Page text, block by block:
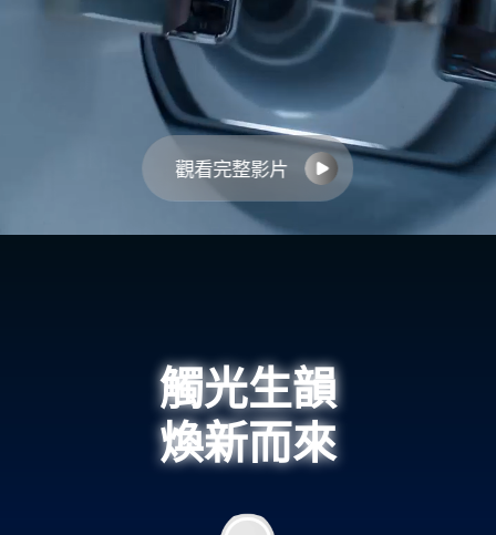
觀看完整影片
觸光生韻
觸光生韻
煥新而來
煥新而來